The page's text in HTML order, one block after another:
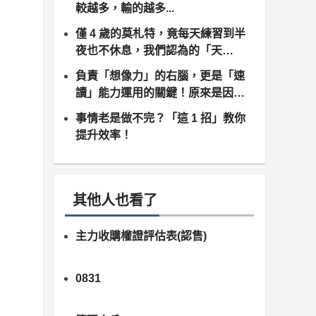
較越多，輸的越多...
僅 4 歲的莫札特，竟每天練習到半
夜也不休息，我們認為的「天
才」，其實.....
負責「想像力」的右腦，更是「速
讀」能力運用的關鍵！原來是因
為......
事情老是做不完？「這 1 招」教你
提升效率！
其他人也看了
主力收購權證評估表(認售)
0831